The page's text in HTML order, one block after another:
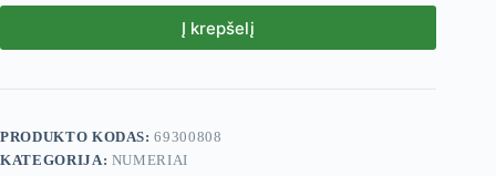
Į krepšelį
PRODUKTO KODAS:69300808
KATEGORIJA: NUMERIAI